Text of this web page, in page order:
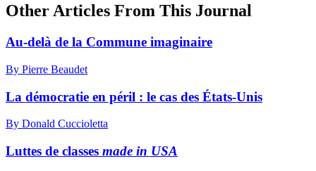
Other Articles From This Journal
Au-delà de la Commune imaginaire
By Pierre Beaudet
La démocratie en péril : le cas des États-Unis
By Donald Cuccioletta
Luttes de classes made in USA